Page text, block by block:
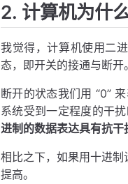
2. 计算机为什
我觉得，计算机使用二
态，即开关的接通与断开。
断开的状态我们用 “0”
系统受到一定程度的干
进制的数据表达具有抗干
相比之下，如果用十进
提高。